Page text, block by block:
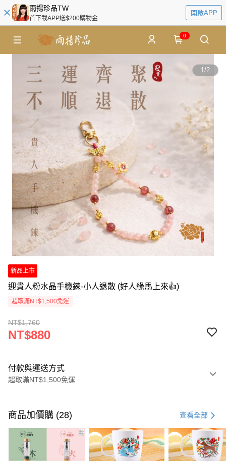
雨揚珍品TW
首下載APP送$200購物金
開啟APP
0
1/2
新品上市
迎貴人粉水晶手機鍊-小人退散 (好人緣馬上來👍)
超取滿NT$1,500免運
NT$1,760
NT$880
付款與運送方式
超取滿NT$1,500免運
信用卡一次付款
LINE Pay
Apple Pay
商品加價購 (28) 查看全部